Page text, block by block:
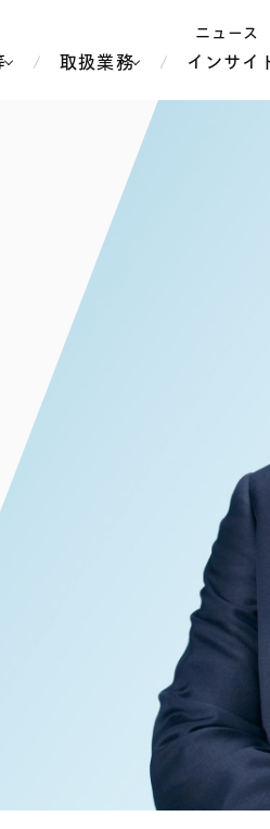
ニュース
取扱業務
データ／IT・通信等
サイエンス
メデ
ウェ
資源・
紛争解決
メディア・エンター
メント
業・インターネッ
キュリティ
製薬・ヘルスケア・
サイエンス・バイオ
電子
消費財
商社
建設
ッパ
インサイ
シンガポール